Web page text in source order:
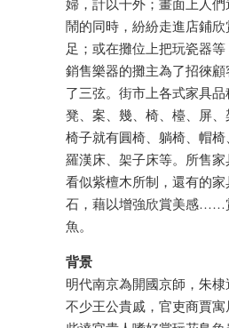
婦，計以千外；畫面上人
鬧的同時，紛紛走進店鋪
足；或在攤位上把玩瓷器
銷售樂器的攤主為了招徠
了三弦。街市上各式家具品
凳、案、幾、椅、檯、屏
椅子就有圓椅、躺椅、帽
羅漢床、架子床等。所售
看似紫檀木所制，還有的
石，藉以增強欣賞美感……
魚。
背景
明代南京為開國京師，朱棣
不少王公貴戚，官吏商賈